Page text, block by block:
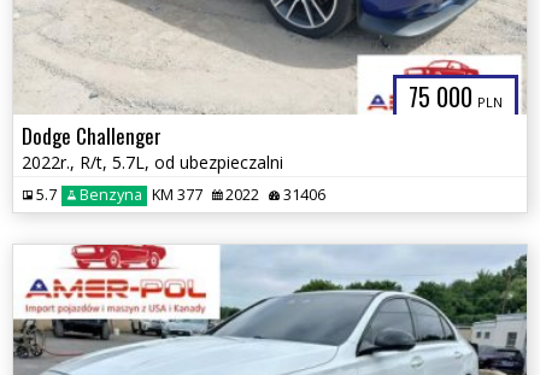
75 000 PLN
Dodge Challenger
2022r., R/t, 5.7L, od ubezpieczalni
5.7 Benzyna KM 377 2022 31406